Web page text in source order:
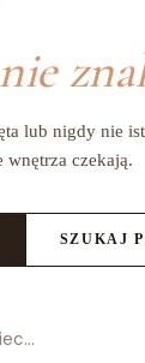
nie
lub nigdy nie
czekają.
SZUKAJ